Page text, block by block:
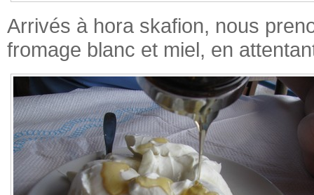
Arrivés à hora skafion, nous
fromage blanc et miel, en